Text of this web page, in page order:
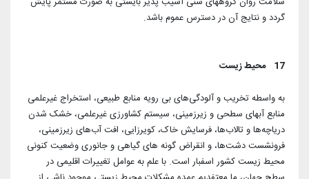
گردد و نتایج آن در دسترس عموم باشد.
17 محیط زیست
به واسطه تخریب و آلودگی‌های بی رویه منابع طبیعی، استخراج غیرعلمی
منابع آبهای سطحی و زیرزمینی، سیستم کشاورزی غیرعلمی، خشک شدن
دریاچه‌ها و تالاب‌ها، فرسایش خاک، کویرزایی، افت آب‌های زیرزمینی،
فرونشست دشت‌ها، و انقراض گونه های گیاهی و جانوری وضعیت کنونی
محیط زیست کشور اسفبار است. با علم به عوامل تغییرات اقلیمی در